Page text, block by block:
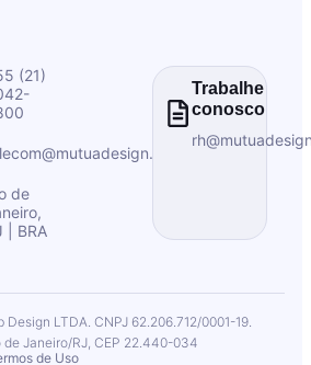
(21)
de
| BRA
Trabalhe
conosco
LTDA. CNPJ 62.206.712/0001-19.
de Janeiro/RJ, CEP 22.440-034
de Uso